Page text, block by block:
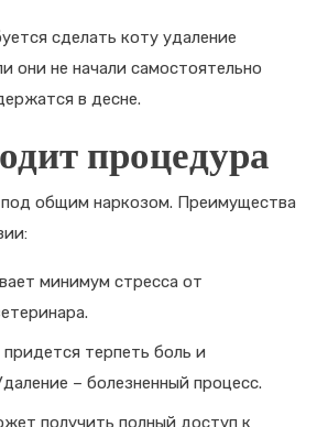
сделать коту удаление
они не начали самостоятельно
в десне.
процедура
общим наркозом. Преимущества
минимум стресса от
терпеть боль и
– болезненный процесс.
получить полный доступ к